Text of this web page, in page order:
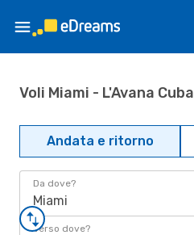
Voli Miami - L'Avana Cuba
Andata e ritorno
Da dove?
Miami
Verso dove?